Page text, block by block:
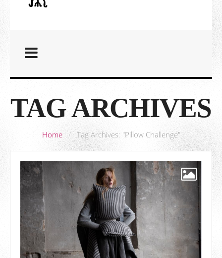
TAG ARCHIVES
Home / Tag Archives: "Pillow Challenge"